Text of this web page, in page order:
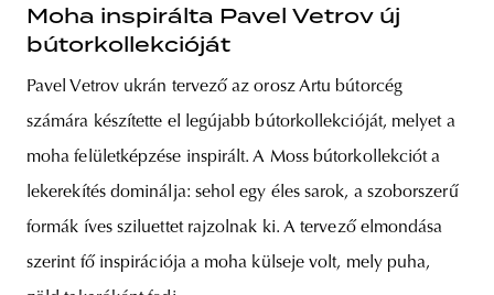
Moha inspirálta Pavel Vetrov új
bútorkollekcióját
Pavel Vetrov ukrán tervező az orosz Artu bútorcég
számára készítette el legújabb bútorkollekcióját, melyet a
moha felületképzése inspirált. A Moss bútorkollekciót a
lekerekítés dominálja: sehol egy éles sarok, a szoborszerű
formák íves sziluettet rajzolnak ki. A tervező elmondása
szerint fő inspirációja a moha külseje volt, mely puha,